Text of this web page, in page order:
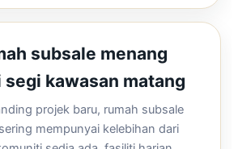
subsale menang
segi kawasan matang
projek baru, rumah subsale
mempunyai kelebihan dari